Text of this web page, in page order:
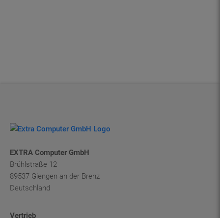
Brühlstraße 12
89537 Giengen an der Brenz
Deutschland
07322 / 96 15 - 288